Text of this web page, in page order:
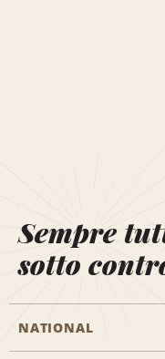
Sempre
sotto
NATIONAL